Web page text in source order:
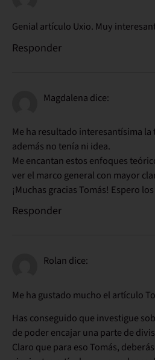
Genial artículo Uxio. Muy
Responder
Magdalena dice:
Me ha resultado interesantísima la
además no tenía ni idea.
Me encantan estos enfoques
ver el marco general con mayor
¡Muchas gracias Tomás! Espero
Responder
Rolan dice:
Me ha gustado mucho el artículo
Has conseguido que investigue
de poder encajar una parte de
Claro que para eso Tomás,